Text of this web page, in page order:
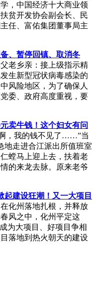
，中国经济十大商业领
贫开发协会副会长、民
任、富佑集团董事局主
、暂停回镇、取消冬
老乡亲：接上级指示精
生新型冠状病毒感染的
风险地区，为了确保人
委、政府高度重视，要
卖牛钱！这个妇女有问
，我的钱不见了……”当
地走进合江派出所值班室
螳马上迎上去，扶着老
的来龙去脉。原来老爷
起建设狂潮！又一大项目
化州落地扎根，并释放
风之中，化州平定这
为大项目、好项目争相
落地到热火朝天的建设